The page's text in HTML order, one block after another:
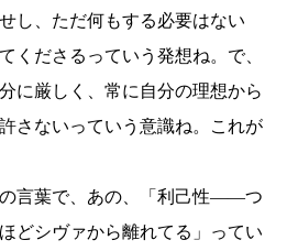
し、ただ何もする必要はない
くださるっていう発想ね。で、
に厳しく、常に自分の理想から
さないっていう意識ね。これが
言葉で、あの、「利己性――つ
どシヴァから離れてる」ってい